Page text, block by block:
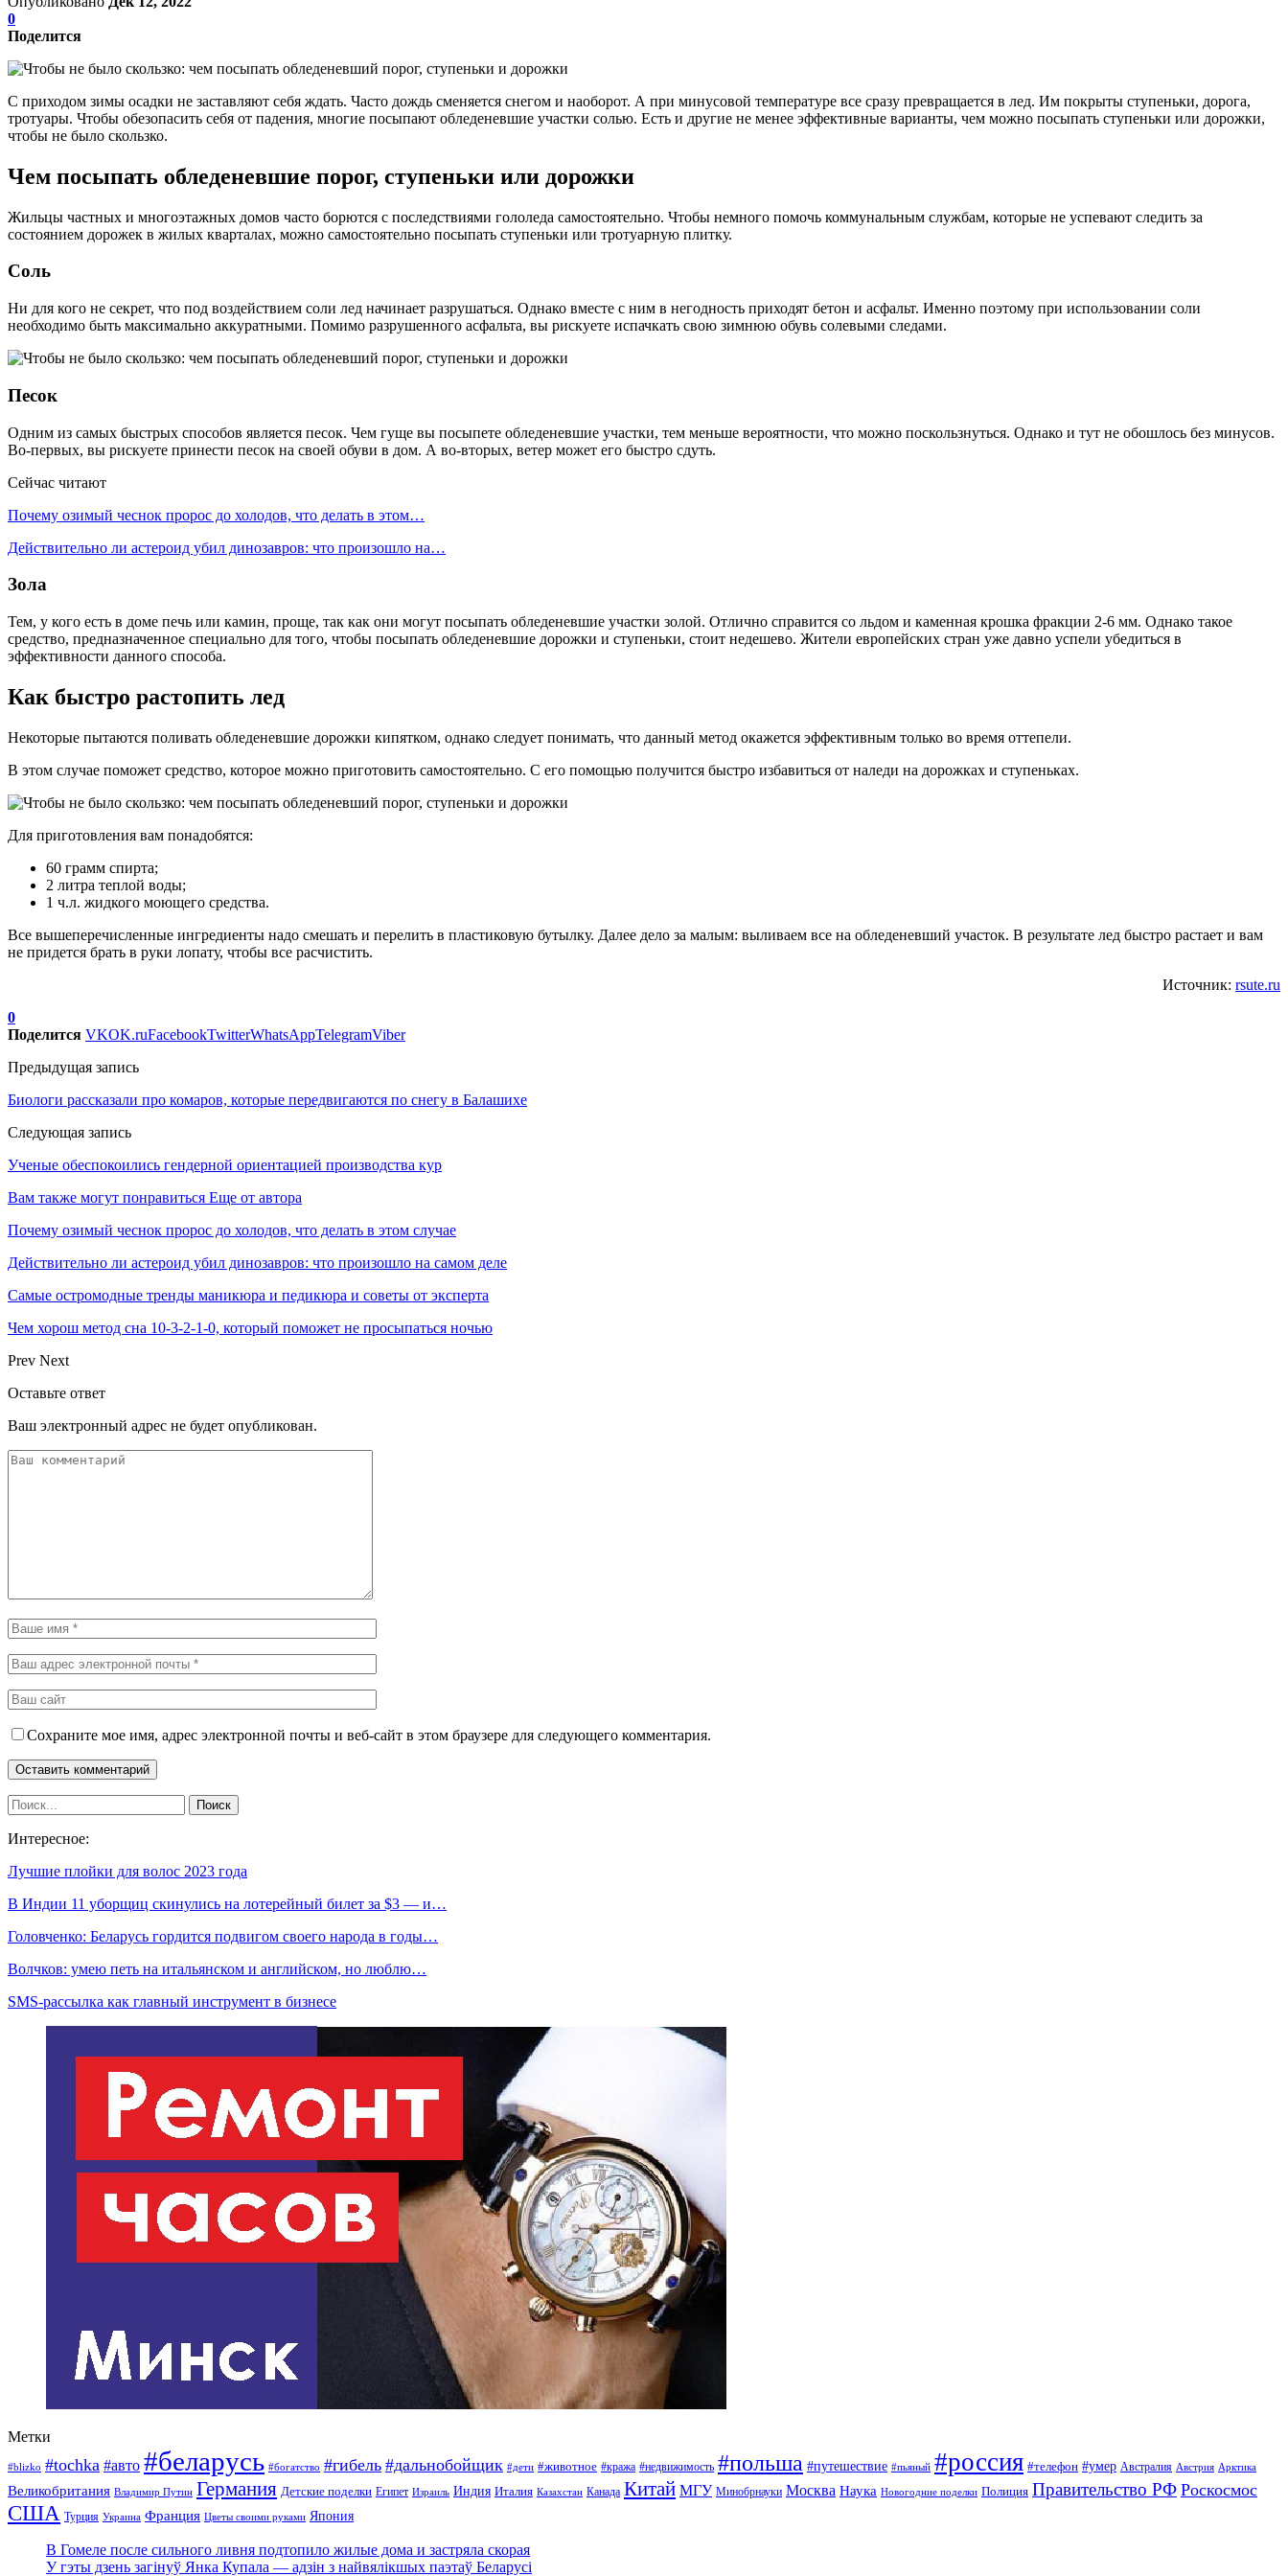
0
Поделится
С приходом зимы осадки не заставляют себя ждать. Часто дождь сменяется снегом и наоборот. А при минусовой температуре все сразу превращается в лед. Им покрыты ступеньки, дорога,
тротуары. Чтобы обезопасить себя от падения, многие посыпают обледеневшие участки солью. Есть и другие не менее эффективные варианты, чем можно посыпать ступеньки или дорожки,
чтобы не было скользко.
Чем посыпать обледеневшие порог, ступеньки или дорожки
Жильцы частных и многоэтажных домов часто борются с последствиями гололеда самостоятельно. Чтобы немного помочь коммунальным службам, которые не успевают следить за
состоянием дорожек в жилых кварталах, можно самостоятельно посыпать ступеньки или тротуарную плитку.
Соль
Ни для кого не секрет, что под воздействием соли лед начинает разрушаться. Однако вместе с ним в негодность приходят бетон и асфальт. Именно поэтому при использовании соли
необходимо быть максимально аккуратными. Помимо разрушенного асфальта, вы рискуете испачкать свою зимнюю обувь солевыми следами.
Песок
Одним из самых быстрых способов является песок. Чем гуще вы посыпете обледеневшие участки, тем меньше вероятности, что можно поскользнуться. Однако и тут не обошлось без минусов.
Во-первых, вы рискуете принести песок на своей обуви в дом. А во-вторых, ветер может его быстро сдуть.
Сейчас читают
Почему озимый чеснок пророс до холодов, что делать в этом…
Действительно ли астероид убил динозавров: что произошло на…
Зола
Тем, у кого есть в доме печь или камин, проще, так как они могут посыпать обледеневшие участки золой. Отлично справится со льдом и каменная крошка фракции 2-6 мм. Однако такое
средство, предназначенное специально для того, чтобы посыпать обледеневшие дорожки и ступеньки, стоит недешево. Жители европейских стран уже давно успели убедиться в
эффективности данного способа.
Как быстро растопить лед
Некоторые пытаются поливать обледеневшие дорожки кипятком, однако следует понимать, что данный метод окажется эффективным только во время оттепели.
В этом случае поможет средство, которое можно приготовить самостоятельно. С его помощью получится быстро избавиться от наледи на дорожках и ступеньках.
Для приготовления вам понадобятся:
60 грамм спирта;
2 литра теплой воды;
1 ч.л. жидкого моющего средства.
Все вышеперечисленные ингредиенты надо смешать и перелить в пластиковую бутылку. Далее дело за малым: выливаем все на обледеневший участок. В результате лед быстро растает и вам
не придется брать в руки лопату, чтобы все расчистить.
Источник: rsute.ru
0
Поделится VKOK.ruFacebookTwitterWhatsAppTelegramViber
Предыдущая запись
Биологи рассказали про комаров, которые передвигаются по снегу в Балашихе
Следующая запись
Ученые обеспокоились гендерной ориентацией производства кур
Вам также могут понравиться Еще от автора
Почему озимый чеснок пророс до холодов, что делать в этом случае
Действительно ли астероид убил динозавров: что произошло на самом деле
Самые остромодные тренды маникюра и педикюра и советы от эксперта
Чем хорош метод сна 10-3-2-1-0, который поможет не просыпаться ночью
Prev Next
Оставьте ответ
Ваш электронный адрес не будет опубликован.
Сохраните мое имя, адрес электронной почты и веб-сайт в этом браузере для следующего комментария.
Интересное:
Лучшие плойки для волос 2023 года
В Индии 11 уборщиц скинулись на лотерейный билет за $3 — и…
Головченко: Беларусь гордится подвигом своего народа в годы…
Волчков: умею петь на итальянском и английском, но люблю…
SMS-рассылка как главный инструмент в бизнесе
Метки
#blizko #tochka #авто #беларусь #богатство #гибель #дальнобойщик #дети #животное #кража #недвижимость #польша #путешествие #пьяный #россия #телефон #умер Австралия Австрия Арктика
Великобритания Владимир Путин Германия Детские поделки Египет Израиль Индия Италия Казахстан Канада Китай МГУ Минобрнауки Москва Наука Новогодние поделки Полиция Правительство РФ Роскосмос
США Турция Украина Франция Цветы своими руками Япония
В Гомеле после сильного ливня подтопило жилые дома и застряла скорая
У гэты дзень загінуў Янка Купала — адзін з найвялікшых паэтаў Беларусі